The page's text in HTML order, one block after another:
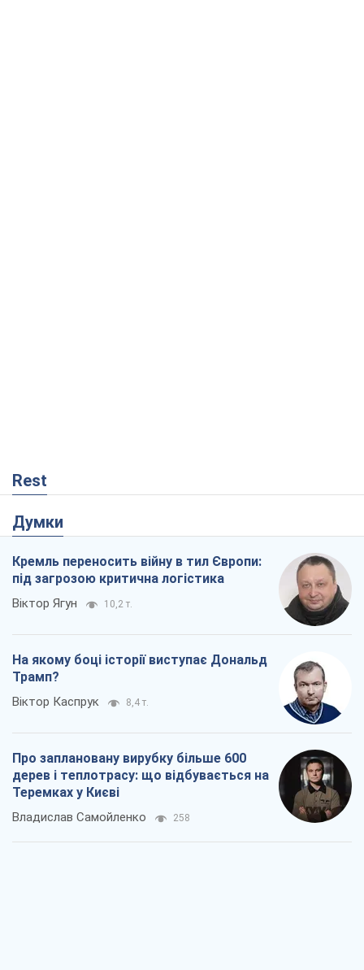
Rest
Думки
Кремль переносить війну в тил Європи:
під загрозою критична логістика
Віктор Ягун 10,2 т.
На якому боці історії виступає Дональд
Трамп?
Віктор Каспрук 8,4 т.
Про заплановану вирубку більше 600
дерев і теплотрасу: що відбувається на
Теремках у Києві
Владислав Самойленко 258